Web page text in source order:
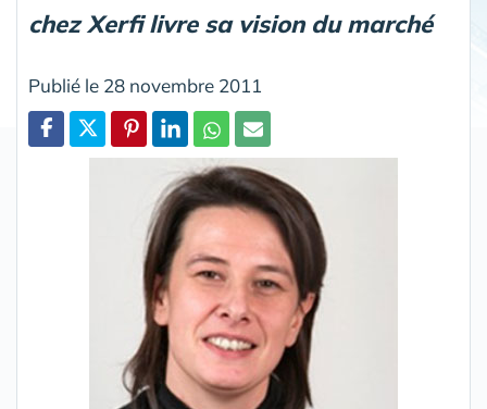
chez Xerfi livre sa vision du marché
Publié le 28 novembre 2011
Partager